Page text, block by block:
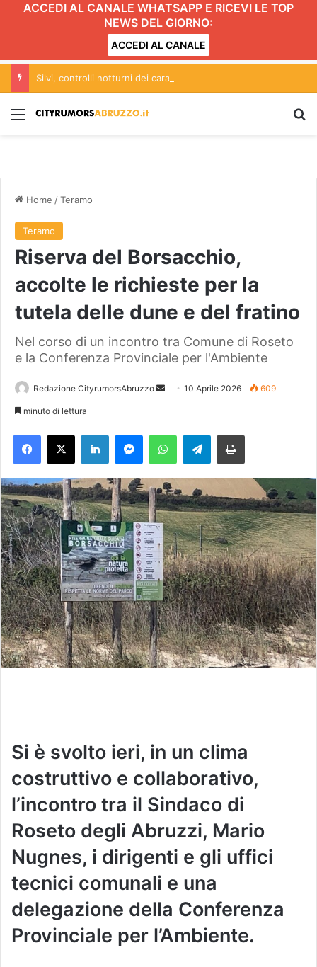
ACCEDI AL CANALE WHATSAPP E RICEVI LE TOP
NEWS DEL GIORNO:
ACCEDI AL CANALE
Menu
Home /Teramo
Teramo
Riserva del Borsacchio,
accolte le richieste per la
tutela delle dune e del fratino
Nel corso di un incontro tra Comune di Roseto
e la Conferenza Provinciale per l'Ambiente
Redazione CityrumorsAbruzzo
a
n
'
e
m
a
i
l
10 Aprile 2026 609
minuto di lettura
Telegram
Si è svolto ieri, in un clima
costruttivo e collaborativo,
l’incontro tra il Sindaco di
Roseto degli Abruzzi, Mario
Nugnes, i dirigenti e gli uffici
tecnici comunali e una
delegazione della Conferenza
Provinciale per l’Ambiente.